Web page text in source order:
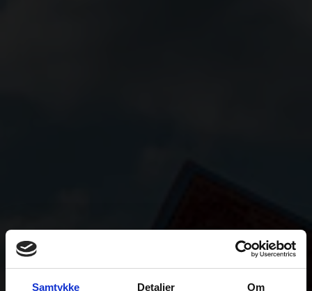
Samtykke Detaljer Om